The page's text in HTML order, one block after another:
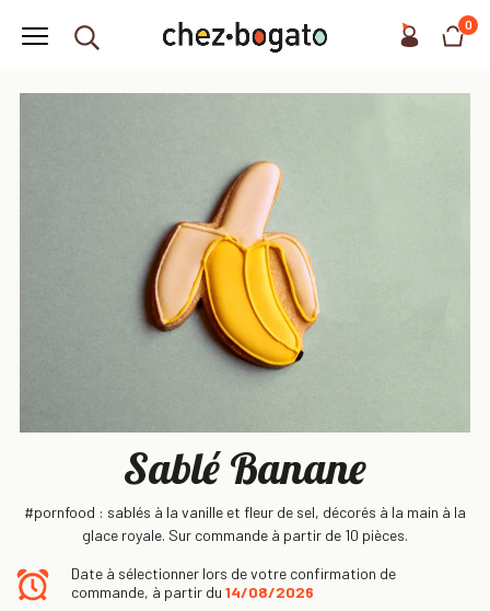
0
Sablé Banane
#pornfood : sablés à la vanille et fleur de sel, décorés à la main à la
glace royale. Sur commande à partir de 10 pièces.
Date à sélectionner lors de votre confirmation de
commande, à partir du 14/08/2026